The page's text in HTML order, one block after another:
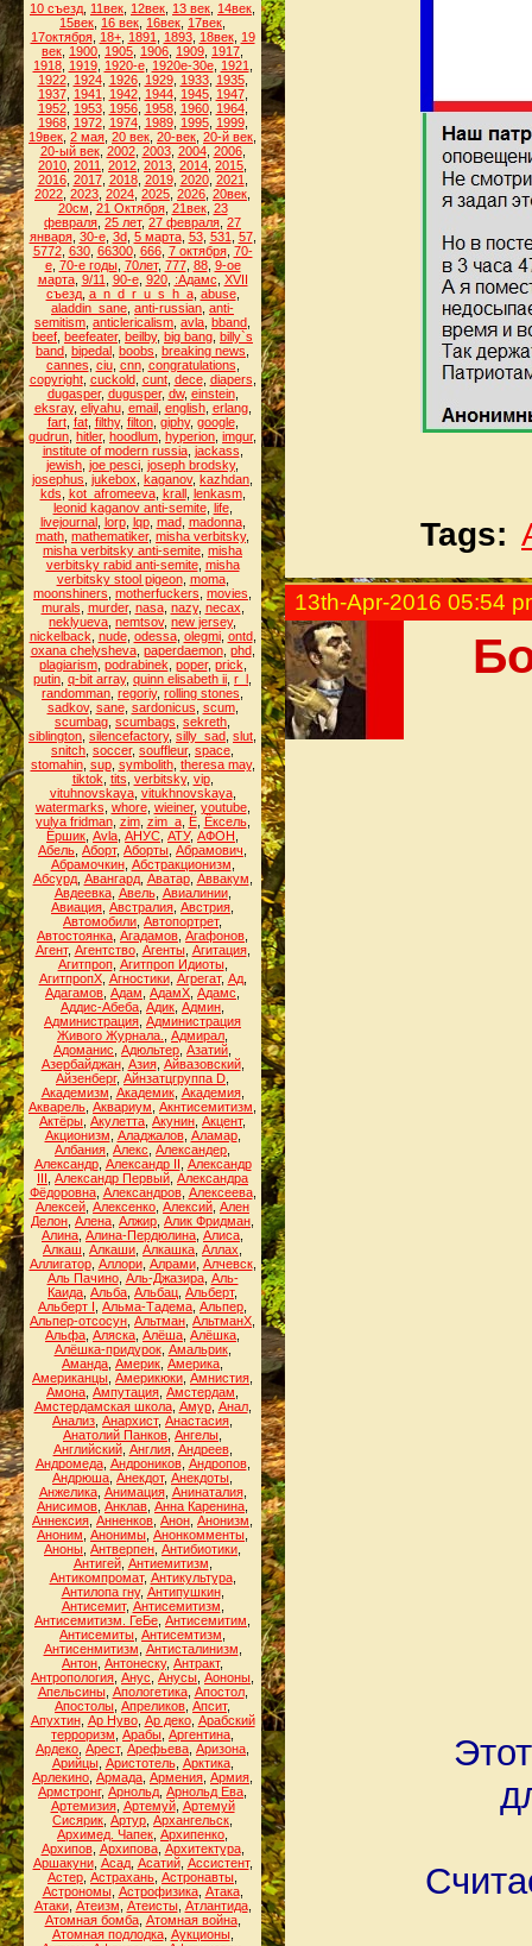
10 съезд 11век 12век 13 век 14век
15век 16 век 16век 17век
17октября, 18+, 1891 1893, 18век, 19
век 1900 1905 1906 1909 1917
1918, 1919, 1920-е, 1920е-30е, 1921
1922, 1924, 1926, 1929, 1933, 1935,
1937, 1941 1942, 1944, 1945, 1947,
1952, 1953, 1956, 1958, 1960, 1964,
1968, 1972, 1974, 1989, 1995, 1999,
19век 2 мая 20 век 20-век 20-й век
20-ый век, 2002, 2003, 2004, 2006,
2010 2011 2012 2013 2014 2015
2016, 2017, 2018, 2019, 2020, 2021
2022 2023 2024 2025 2026 20век
20см 21 Октября, 21век, 23
февраля 25 лет, 27 февраля 27
января, 30-е, 3d, 5 марта, 53, 531 57,
5772, 630, 66300, 666, 7 октября, 70-
е, 70-е годы, 70лет, 777, 88, 9-ое
марта, 9/11 90-е, 920, :Адамс XVII
съезд, a_n_d_r_u_s_h_a, abuse,
aladdin_sane anti-russian anti-
semitism anticlericalism avla bband
beef beefeater, beilby, big bang billy`s
band bipedal boobs breaking news
cannes ciu, cnn, congratulations
copyright, cuckold, cunt, dece, diapers
dugasper, dugusper, dw, einstein,
eksray, eliyahu, email, english, erlang,
fart, fat, filthy, filton, giphy, google,
gudrun hitler, hoodlum hyperion imgur,
institute of modern russia, jackass
jewish joe pesci joseph brodsky,
josephus jukebox kaganov, kazhdan
kds kot_afromeeva, krall, lenkasm,
leonid kaganov anti-semite, life,
livejournal, lorp, lqp, mad, madonna,
math mathematiker, misha verbitsky,
misha verbitsky anti-semite misha
verbitsky rabid anti-semite, misha
verbitsky stool pigeon, moma,
moonshiners motherfuckers movies
murals murder, nasa, nazy, necax
neklyueva nemtsov, new jersey,
nickelback nude, odessa, olegmi, ontd,
oxana chelysheva, paperdaemon, phd,
plagiarism, podrabinek poper, prick
putin q-bit array, quinn elisabeth ii r_l
randomman regoriy, rolling stones
sadkov, sane, sardonicus scum,
scumbag scumbags sekreth
siblington silencefactory, silly_sad slut
snitch soccer, souffleur, space
stomahin, sup, symbolith, theresa may,
tiktok tits verbitsky, vip,
vituhnovskaya, vitukhnovskaya,
watermarks whore, wieiner, youtube,
yulya fridman, zim, zim_a, Ё, Ёксель,
Ёршик Аvla АНУС АТУ, АФОН
Абель Аборт, Аборты Абрамович
Абрамочкин, Абстракционизм
Абсурд, Авангард, Аватар, Аввакум
Авдеевка, Авель, Авиалинии,
Авиация Австралия Австрия
Автомобили Автопортрет,
Автостоянка Агадамов Агафонов
Агент, Агентство, Агенты, Агитация,
Агитпроп, Агитпроп Идиоты,
АгитпропХ, Агностики, Агрегат, Ад,
Адагамов Адам АдамХ Адамс
Аддис-Абеба Адик Админ
Администрация Администрация
Живого Журнала.
Адмирал
Адоманис Адюльтер Азатий
Азербайджан, Азия, Айвазовский,
Айзенберг, Айнзатцгруппа D
Академизм Академик, Академия,
Акварель Аквариум Акнтисемитизм
Актёры Акулетта Акунин Акцент,
Акционизм Аладжалов, Аламар,
Албания Алекс Александер
Александр, Александр II Александр
III Александр Первый Александра
Фёдоровна, Александров, Алексеева,
Алексей Алексенко Алексий Ален
Делон Алена Алжир Алик Фридман
Алина Алина-Пердюлина Алиса
Алкаш Алкаши Алкашка Аллах
Аллигатор, Аллори, Алрами, Алчевск,
Аль Пачино, Аль-Джазира, Аль-
Каида Альба Альбац Альберт,
Альберт I Альма-Тадема Альпер
Альпер-отсосун Альтман АльтманХ
Альфа Аляска Алёша Алёшка
Алёшка-придурок, Амальрик,
Аманда Америк Америка
Американцы Америкюки Амнистия
Амона Ампутация Амстердам
Амстердамская школа, Амур, Анал,
Анализ Анархист, Анастасия
Анатолий Панков Ангелы
Английский, Англия, Андреев,
Андромеда, Андроников, Андропов,
Андрюша Анекдот, Анекдоты
Анжелика, Анимация, Анинаталия,
Анисимов Анклав Анна Каренина
Аннексия Анненков Анон Анонизм
Аноним Анонимы Анонкомменты
Аноны Антверпен Антибиотики
Антигей, Антиемитизм
Антикомпромат, Антикультура,
Антилопа гну, Антипушкин,
Антисемит, Антисемитизм
Антисемитизм. ГеБе Антисемитим
Антисемиты Антисемтизм
Антисенмитизм Антисталинизм
Антон Антонеску, Антракт,
Антропология Анус Анусы Аононы
Апельсины, Апологетика, Апостол,
Апостолы Апреликов Апсит,
Апухтин, Ар Нуво, Ар деко, Арабский
терроризм Арабы Аргентина
Ардеко Арест, Арефьева Аризона
Арийцы, Аристотель, Арктика,
Арлекино Армада Армения Армия
Армстронг, Арнольд Арнольд Ева
Артемизия, Артемуй, Артемуй
Сисярик Артур Архангельск
Архимед. Чапек Архипенко
Архипов, Архипова, Архитектура,
Аршакуни, Асад, Асатий, Ассистент,
Астер Астрахань Астронавты
Астрономы, Астрофизика, Атака,
Атаки, Атеизм Атеисты, Атлантида,
Атомная бомба, Атомная война,
Атомная подлодка, Аукционы,
Tags:
13th-Apr-2016 05:54